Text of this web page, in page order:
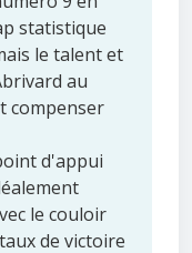
statistique
le talent et
au
compenser
d'appui
le couloir
de victoire